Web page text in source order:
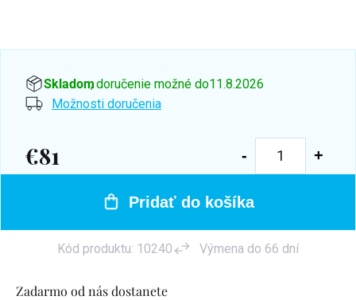
Zadarmo od nás dostanete
Skladom, doručenie možné do11.8.2026
Možnosti doručenia
€81
Jednotková
Pridať do košíka
Kód produktu: 10240 Výmena do 66 dní